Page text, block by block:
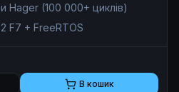
мікроконтролер STM32 F7
Hager (100 000+ циклів),
корпус IK08, IP54.
Гарантія 12 місяців.
Hager (100 000+ циклів)
F7 + FreeRTOS
В кошик